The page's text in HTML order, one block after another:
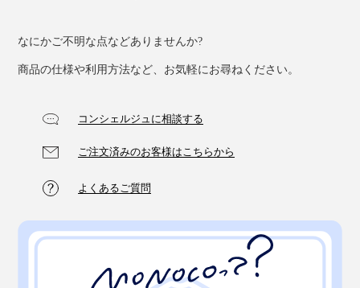
なにかご不明な点などありませんか?
商品の仕様や利用方法など、お気軽にお尋ねください。
コンシェルジュに相談する
ご注文済みのお客様はこちらから
よくあるご質問